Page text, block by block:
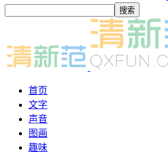
首页
文字
声音
图画
趣味